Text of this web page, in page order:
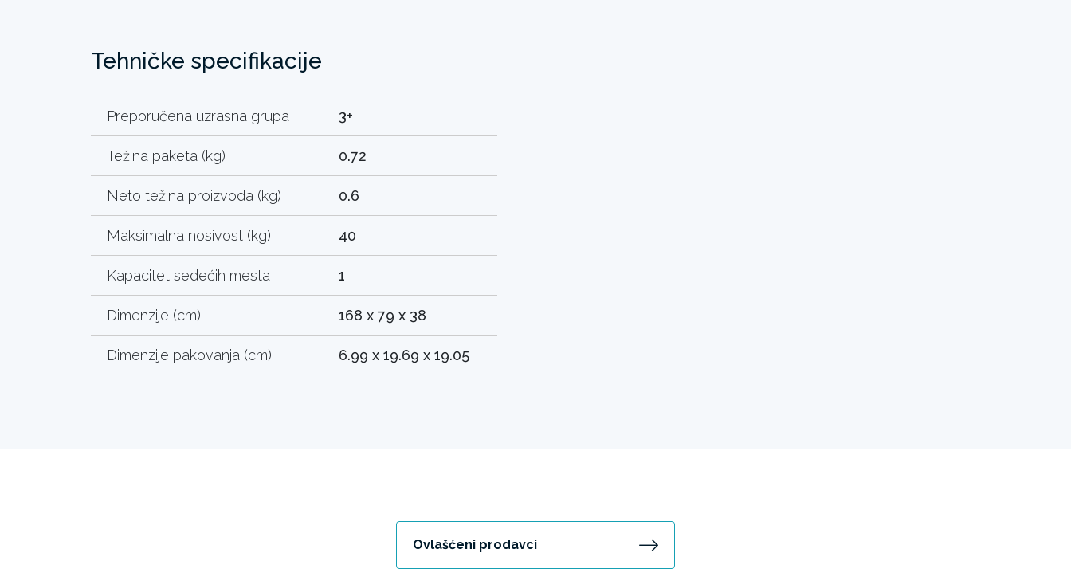
Tehničke specifikacije
Preporučena uzrasna grupa 3+
Težina paketa (kg) 0.72
Neto težina proizvoda (kg) 0.6
Maksimalna nosivost (kg) 40
Kapacitet sedećih mesta 1
Dimenzije (cm) 168 x 79 x 38
Dimenzije pakovanja (cm) 6.99 x 19.69 x 19.05
Ovlašćeni prodavci